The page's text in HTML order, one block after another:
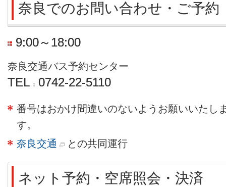
奈良でのお問い合わせ・ご予約
9:00～18:00
奈良交通バス予約センター
TEL 0742-22-5110
番号はおかけ間違いのないようお願いいたし
す。
奈良交通
との共同運行
ネット予約・空席照会・決済